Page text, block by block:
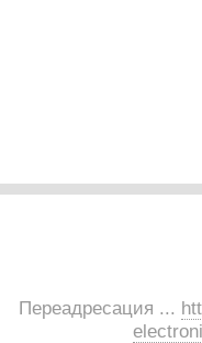
Переадресация ...